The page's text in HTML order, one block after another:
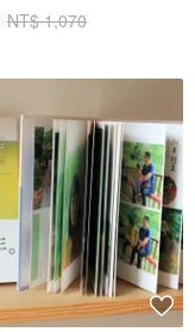
NT$ 1,070